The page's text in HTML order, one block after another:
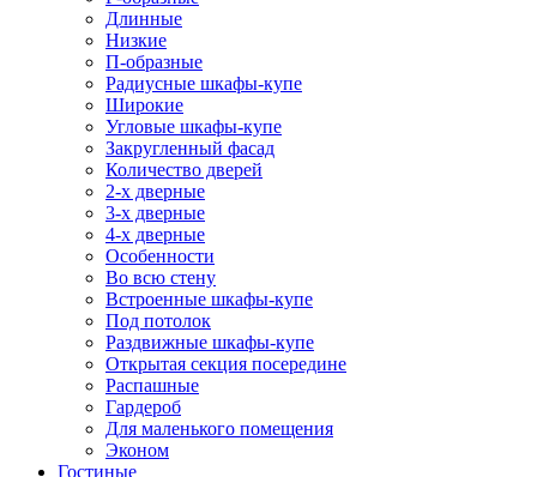
Длинные
Низкие
П-образные
Радиусные шкафы-купе
Широкие
Угловые шкафы-купе
Закругленный фасад
Количество дверей
2-х дверные
3-х дверные
4-х дверные
Особенности
Во всю стену
Встроенные шкафы-купе
Под потолок
Раздвижные шкафы-купе
Открытая секция посередине
Распашные
Гардероб
Для маленького помещения
Эконом
Гостиные